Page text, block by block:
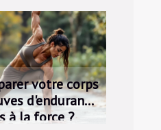
votre corps
d'endurance
à la force ?